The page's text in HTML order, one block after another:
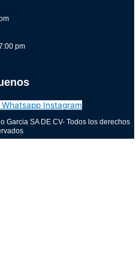
pm
Whatsapp Instagram
SA DE CV- Todos los derechos